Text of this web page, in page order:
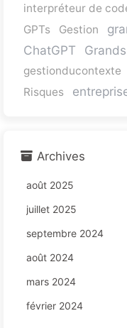
interpréteur de
GPTs
Gestion
ChatGPT
gestionducontexte
Risques
Archives
août 2025
juillet 2025
septembre 2024
août 2024
mars 2024
février 2024